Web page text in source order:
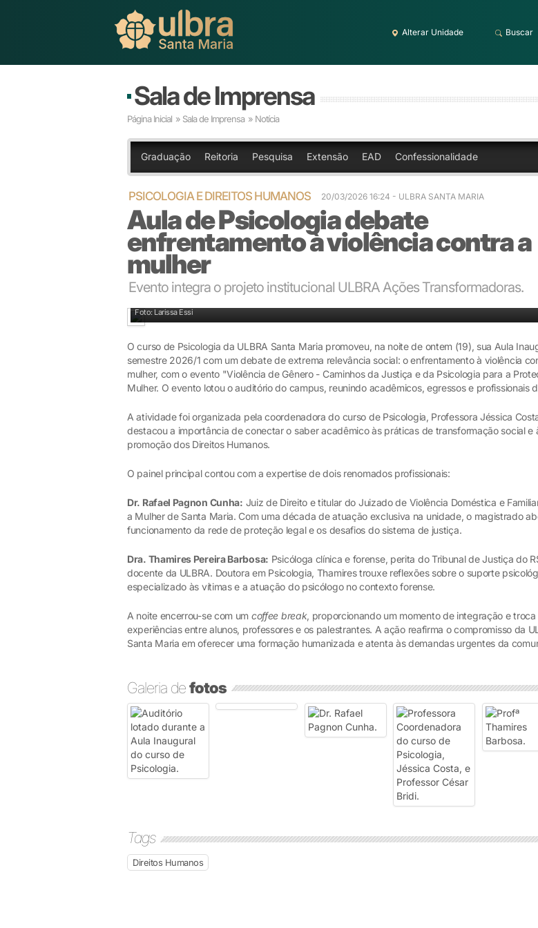
Alterar Unidade Buscar
Sala de Imprensa
Página Inicial » Sala de Imprensa » Notícia
Graduação Reitoria Pesquisa Extensão EAD Confessionalidade
PSICOLOGIA E DIREITOS HUMANOS 20/03/2026 16:24 - ULBRA SANTA MARIA
Aula de Psicologia debate
enfrentamento à violência contra a
mulher
Evento integra o projeto institucional ULBRA Ações Transformadoras.
Foto: Larissa Essi
O curso de Psicologia da ULBRA Santa Maria promoveu, na noite de ontem (19), sua Aula
semestre 2026/1 com um debate de extrema relevância social: o enfrentamento à violência
mulher, com o evento "Violência de Gênero - Caminhos da Justiça e da Psicologia para a
Mulher. O evento lotou o auditório do campus, reunindo acadêmicos, egressos e profissionais
A atividade foi organizada pela coordenadora do curso de Psicologia, Professora Jéssica
destacou a importância de conectar o saber acadêmico às práticas de transformação social e
promoção dos Direitos Humanos.
O painel principal contou com a expertise de dois renomados profissionais:
Dr. Rafael Pagnon Cunha: Juiz de Direito e titular do Juizado de Violência Doméstica e
a Mulher de Santa Maria. Com uma década de atuação exclusiva na unidade, o magistrado
funcionamento da rede de proteção legal e os desafios do sistema de justiça.
Dra. Thamires Pereira Barbosa: Psicóloga clínica e forense, perita do Tribunal de Justiça do
docente da ULBRA. Doutora em Psicologia, Thamires trouxe reflexões sobre o suporte
especializado às vítimas e a atuação do psicólogo no contexto forense.
A noite encerrou-se com um coffee break, proporcionando um momento de integração e troca
experiências entre alunos, professores e os palestrantes. A ação reafirma o compromisso da
Santa Maria em oferecer uma formação humanizada e atenta às demandas urgentes da
Galeria defotos
Tags
Direitos Humanos